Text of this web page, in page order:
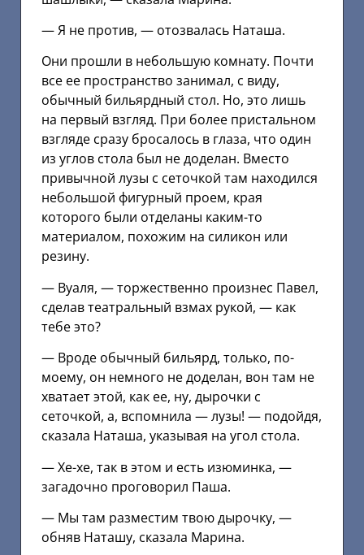
— Я не против, — отозвалась Наташа.
Они прошли в небольшую комнату. Почти
все ее пространство занимал, с виду,
обычный бильярдный стол. Но, это лишь
на первый взгляд. При более пристальном
взгляде сразу бросалось в глаза, что один
из углов стола был не доделан. Вместо
привычной лузы с сеточкой там находился
небольшой фигурный проем, края
которого были отделаны каким-то
материалом, похожим на силикон или
резину.
— Вуаля, — торжественно произнес Павел,
сделав театральный взмах рукой, — как
тебе это?
— Вроде обычный бильярд, только, по-
моему, он немного не доделан, вон там не
хватает этой, как ее, ну, дырочки с
сеточкой, а, вспомнила — лузы! — подойдя,
сказала Наташа, указывая на угол стола.
— Хе-хе, так в этом и есть изюминка, —
загадочно проговорил Паша.
— Мы там разместим твою дырочку, —
обняв Наташу, сказала Марина.